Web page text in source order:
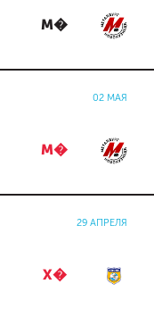
М�
02 МАЯ
М�
29 АПРЕЛЯ
Х�